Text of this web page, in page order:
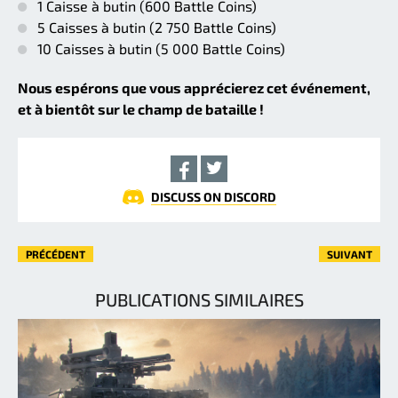
1 Caisse à butin (600 Battle Coins)
5 Caisses à butin (2 750 Battle Coins)
10 Caisses à butin (5 000 Battle Coins)
Nous espérons que vous apprécierez cet événement,
et à bientôt sur le champ de bataille !
DISCUSS ON DISCORD
PRÉCÉDENT SUIVANT
PUBLICATIONS SIMILAIRES